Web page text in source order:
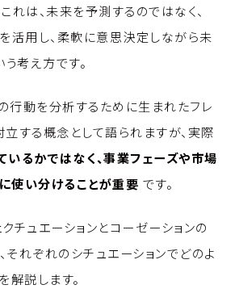
これは、未来を予測するのではなく、
を活用し、柔軟に意思決定しながら未
考え方です。
行動を分析するために生まれたフレ
立する概念として語られますが、実際
いるかではなく、事業フェーズや市場
使い分けることが重要 です。
チュエーションとコーゼーションの
それぞれのシチュエーションでどのよ
解説します。